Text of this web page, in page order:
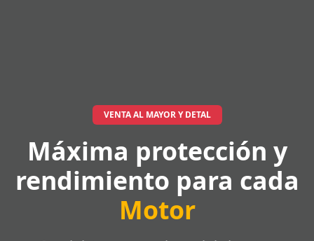
VENTA AL MAYOR Y DETAL
Máxima protección y
rendimiento para cada
Motor